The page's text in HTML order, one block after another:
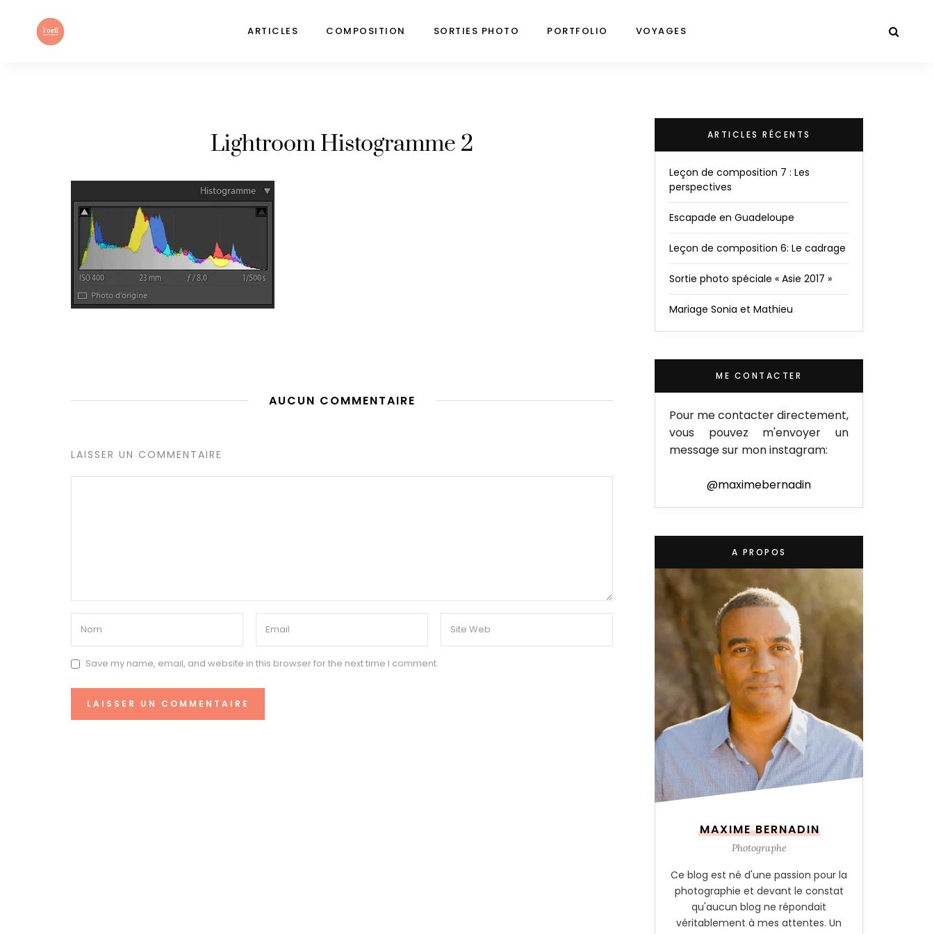
ARTICLES COMPOSITION SORTIES PHOTO PORTFOLIO VOYAGES
Lightroom Histogramme 2
AUCUN COMMENTAIRE
LAISSER UN COMMENTAIRE
Save my name, email, and website in this browser for the next time I comment.
ARTICLES RÉCENTS
Leçon de composition 7 : Les
perspectives
Escapade en Guadeloupe
Leçon de composition 6: Le cadrage
Sortie photo spéciale « Asie 2017 »
Mariage Sonia et Mathieu
ME CONTACTER
Pour me contacter directement,
vous pouvez m'envoyer un
message sur mon instagram:
@maximebernadin
A PROPOS
MAXIME BERNADIN
Photographe
Ce blog est né d'une passion pour la
photographie et devant le constat
qu'aucun blog ne répondait
véritablement à mes attentes. Un